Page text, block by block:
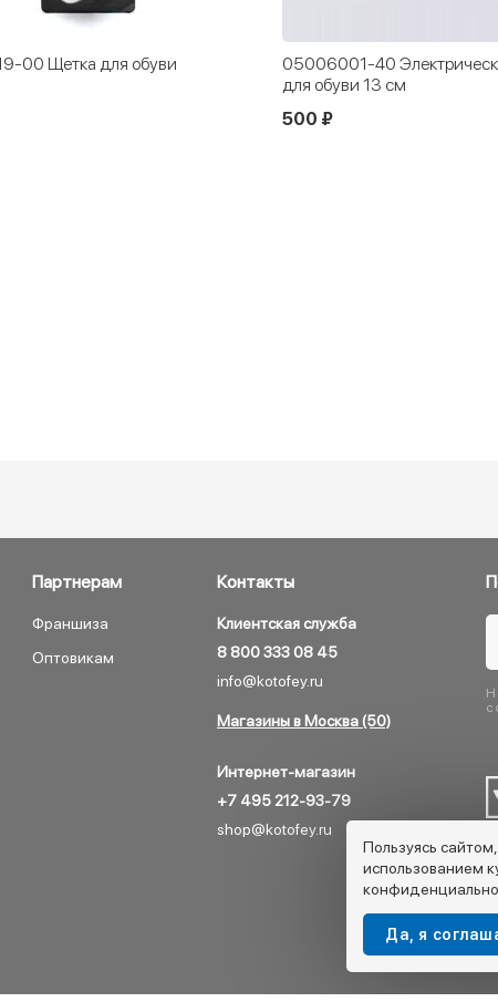
00 Щетка для обуви
05006001-40
для обуви 13 см
500 ₽
Партнерам
Франшиза
Оптовикам
Контакты
Клиентская служба
8 800 333 08 45
info@kotofey.ru
Магазины в Москва (50)
Интернет-магазин
+7 495 212-93-79
shop@kotofey.ru
Пользуясь
использованием
Да, я